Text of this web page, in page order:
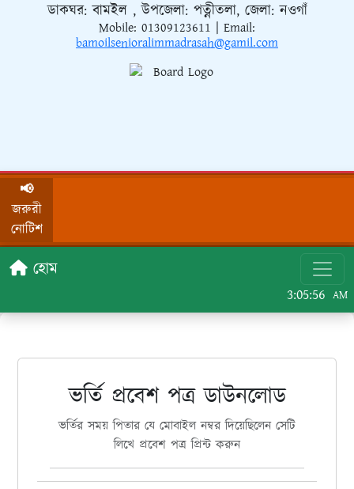
ডাকঘর: বামইল , উপজেলা: পত্নীতলা, জেলা: নওগাঁ
Mobile: 01309123611 | Email:
bamoilsenioralimmadrasah@gamil.com
📢
জরুরী
নোটিশ
হোম
3:05:56 AM
ভর্তি প্রবেশ পত্র ডাউনলোড
ভর্তির সময় পিতার যে মোবাইল নম্বর দিয়েছিলেন সেটি
লিখে প্রবেশ পত্র প্রিন্ট করুন